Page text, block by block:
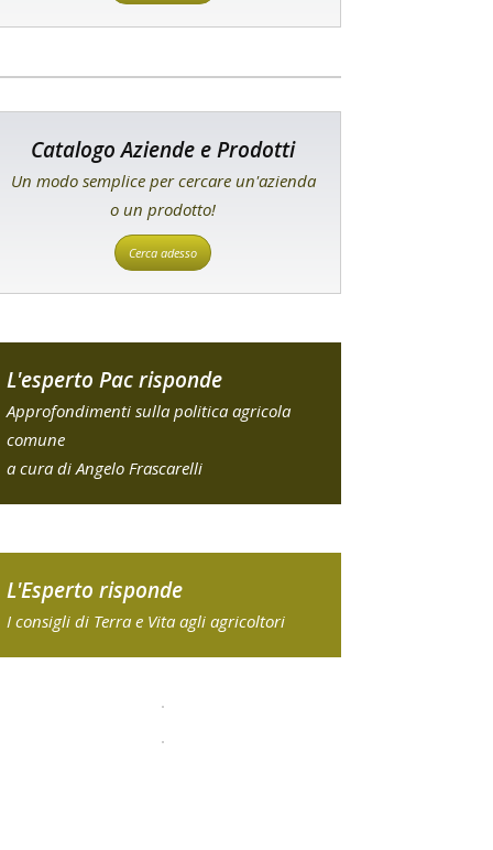
Catalogo Aziende e Prodotti
Un modo semplice per cercare un'azienda
o un prodotto!
Cerca adesso
L'esperto Pac risponde
Approfondimenti sulla politica agricola
comune
a cura di Angelo Frascarelli
L'Esperto risponde
I consigli di Terra e Vita agli agricoltori